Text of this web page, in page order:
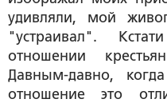
удивляли, мой
"устраивал".
отношении
Давным-давно,
отношение это